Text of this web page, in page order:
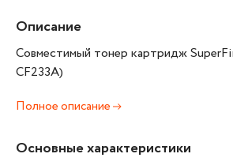
Описание
Совместимый тонер картридж
CF233A)
Полное описание
Основные характеристики